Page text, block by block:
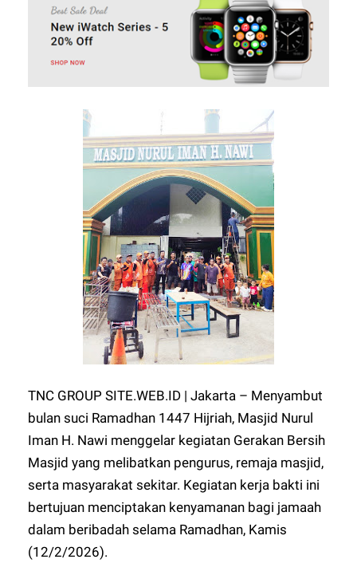
TNC GROUP SITE.WEB.ID | Jakarta – Menyambut
bulan suci Ramadhan 1447 Hijriah, Masjid Nurul
Iman H. Nawi menggelar kegiatan Gerakan Bersih
Masjid yang melibatkan pengurus, remaja masjid,
serta masyarakat sekitar. Kegiatan kerja bakti ini
bertujuan menciptakan kenyamanan bagi jamaah
dalam beribadah selama Ramadhan, Kamis
(12/2/2026).